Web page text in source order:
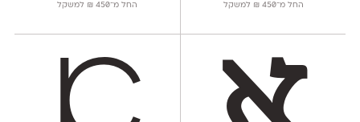
החל מ־450
₪ למשקל החל מ־450
₪ למשקל